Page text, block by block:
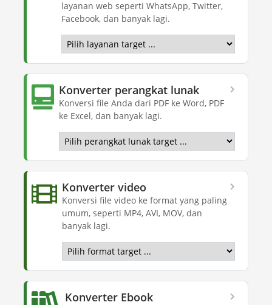
layanan web seperti WhatsApp, Twitter,
Facebook, dan banyak lagi.
Konverter perangkat lunak
Konversi file Anda dari PDF ke Word, PDF
ke Excel, dan banyak lagi.
Konverter video
Konversi file video ke format yang paling
umum, seperti MP4, AVI, MOV, dan
banyak lagi.
Konverter Ebook